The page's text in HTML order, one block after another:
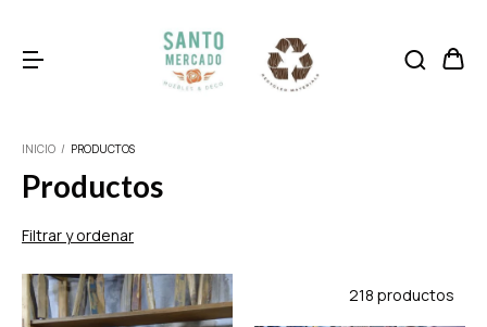
INICIO / PRODUCTOS
Productos
Filtrar y ordenar
218 productos